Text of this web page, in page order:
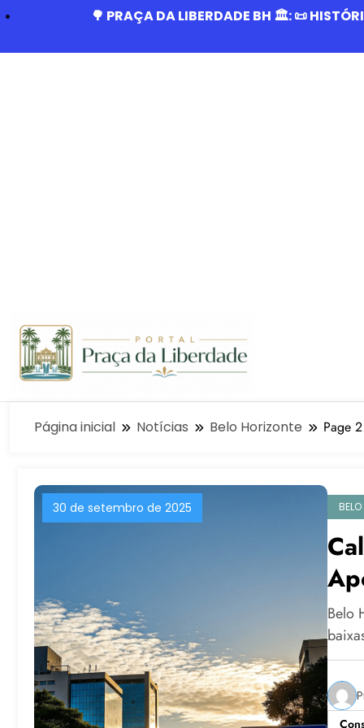
🌳 PRAÇA DA LIBERDADE BH 🏛️: 📜
Página inicial Notícias Belo Horizonte Page 2
30 de setembro de 2025
Belo